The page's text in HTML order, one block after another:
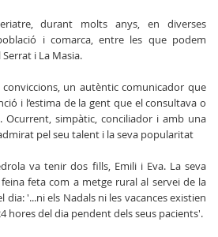
durant molts anys, en diverses
i comarca, entre les que podem
i La Masia.
un autèntic comunicador que
i l‘estima de la gent que el consultava o
Ocurrent, simpàtic, conciliador i amb una
pel seu talent i la seva popularitat
va tenir dos fills, Emili i Eva. La seva
feta com a metge rural al servei de la
'...ni els Nadals ni les vacances existien
hores del dia pendent dels seus pacients'.